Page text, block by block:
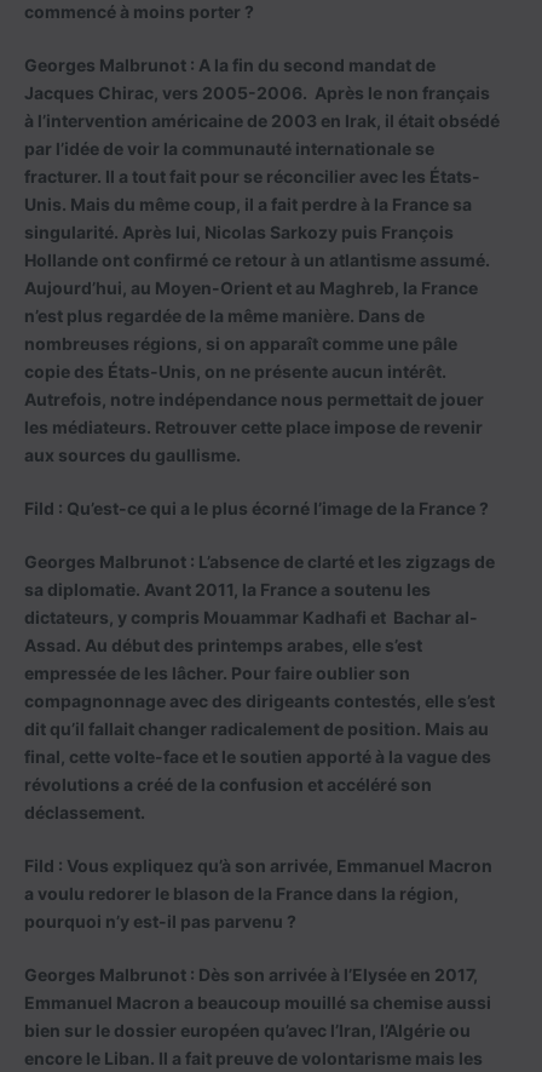
commencé à moins porter ?
Georges Malbrunot : A la fin du second mandat de
Jacques Chirac, vers 2005-2006. Après le non français
à l’intervention américaine de 2003 en Irak, il était obsédé
par l’idée de voir la communauté internationale se
fracturer. Il a tout fait pour se réconcilier avec les États-
Unis. Mais du même coup, il a fait perdre à la France sa
singularité. Après lui, Nicolas Sarkozy puis François
Hollande ont confirmé ce retour à un atlantisme assumé.
Aujourd’hui, au Moyen-Orient et au Maghreb, la France
n’est plus regardée de la même manière. Dans de
nombreuses régions, si on apparaît comme une pâle
copie des États-Unis, on ne présente aucun intérêt.
Autrefois, notre indépendance nous permettait de jouer
les médiateurs. Retrouver cette place impose de revenir
aux sources du gaullisme.
Fild : Qu’est-ce qui a le plus écorné l’image de la France ?
Georges Malbrunot : L’absence de clarté et les zigzags de
sa diplomatie. Avant 2011, la France a soutenu les
dictateurs, y compris Mouammar Kadhafi et Bachar al-
Assad. Au début des printemps arabes, elle s’est
empressée de les lâcher. Pour faire oublier son
compagnonnage avec des dirigeants contestés, elle s’est
dit qu’il fallait changer radicalement de position. Mais au
final, cette volte-face et le soutien apporté à la vague des
révolutions a créé de la confusion et accéléré son
déclassement.
Fild : Vous expliquez qu’à son arrivée, Emmanuel Macron
a voulu redorer le blason de la France dans la région,
pourquoi n’y est-il pas parvenu ?
Georges Malbrunot : Dès son arrivée à l’Elysée en 2017,
Emmanuel Macron a beaucoup mouillé sa chemise aussi
bien sur le dossier européen qu’avec l’Iran, l’Algérie ou
encore le Liban. Il a fait preuve de volontarisme mais les